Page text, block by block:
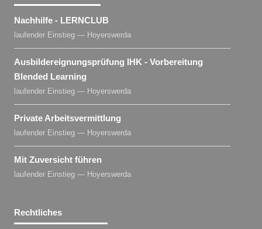
Nachhilfe - LERNCLUB
laufender Einstieg — Hoyerswerda
Ausbildereignungsprüfung IHK - Vorbereitung
Blended Learning
laufender Einstieg — Hoyerswerda
Private Arbeitsvermittlung
laufender Einstieg — Hoyerswerda
Mit Zuversicht führen
laufender Einstieg — Hoyerswerda
Rechtliches